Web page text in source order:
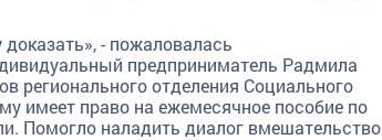
- пожаловалась
предприниматель Радмила
регионального отделения Социального
имеет право на ежемесячное пособие по
Помогло наладить диалог вмешательство